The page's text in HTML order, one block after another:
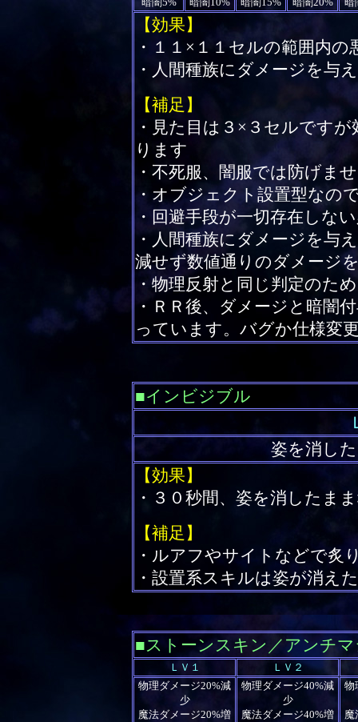
【効果】
・１１×１１セルの範囲内
・人間種族にダメージを与
【補足】
・見た目は３×３セルです
ります
・不死服、闇服では防げま
・オブジェクト設置型なの
・回避手段が一切存在しな
・人間種族にダメージを与
減せず数値通りのダメージ
・物理反射と同じ判定のた
・ＲＲ後、ダメージと暗闇
っています。バグか仕様変
■インビジブル
姿を消し
【効果】
・３０秒間、姿を消したま
【補足】
・ルアフやサイトなどで炙
・設置系スキルは姿が消え
■ストーンスキン／アンチ
ＬＶ１
ＬＶ２
物理ダメージ20%減
少
魔法ダメージ20%増
物理ダメージ40%減
少
魔法ダメージ40%増
物
魔